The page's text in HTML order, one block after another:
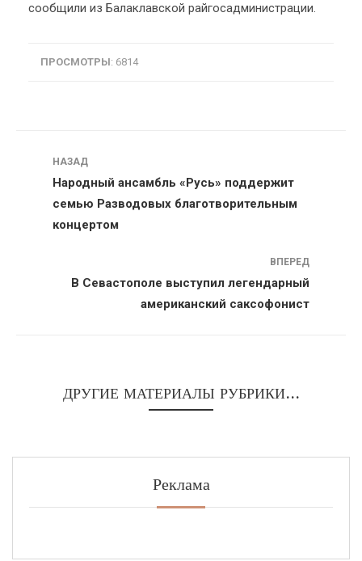
сообщили из Балаклавской райгосадминистрации.
ПРОСМОТРЫ: 6814
Навигация
НАЗАД
Народный ансамбль «Русь» поддержит
семью Разводовых благотворительным
концертом
ВПЕРЕД
В Севастополе выступил легендарный
американский саксофонист
ДРУГИЕ МАТЕРИАЛЫ РУБРИКИ...
Реклама